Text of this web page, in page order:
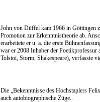
John von Düffel kam 1966 in Göttingen
Promotion zur Erkenntnistheorie ab.
erarbeitete er u. a. die erste
war er 2008 Inhaber der Poetikprofessur
Tolstoi, Storm, Shakespeare), verfasste
Die „Bekenntnisse des Hochstaplers
auch autobiographische Züge..